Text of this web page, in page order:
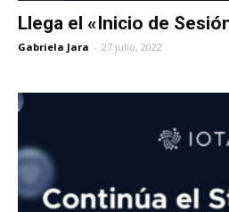
Llega el «Inicio de
Gabriela Jara - 27 julio, 2022